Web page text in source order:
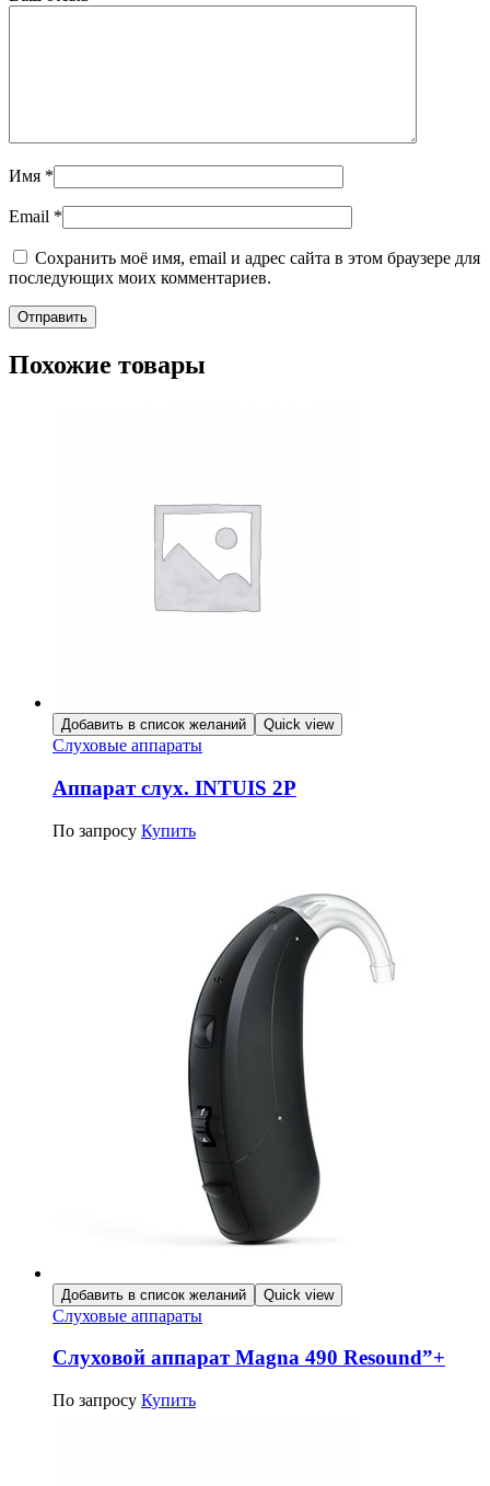
Имя *
Email *
Сохранить моё имя, email и адрес сайта в этом браузере для
последующих моих комментариев.
Похожие товары
Добавить в список желаний Quick view
Слуховые аппараты
Аппарат слух. INTUIS 2P
По запросу Купить
Добавить в список желаний Quick view
Слуховые аппараты
Слуховой аппарат Magna 490 Resound”+
По запросу Купить